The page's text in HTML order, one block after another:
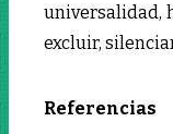
universalidad,
excluir,
Referencias